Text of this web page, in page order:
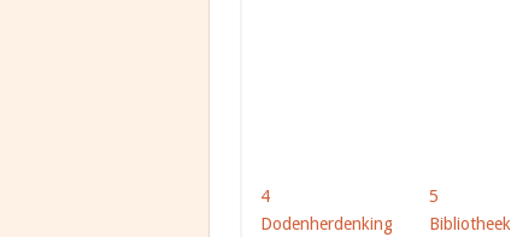
4
Dodenherdenking
5
Bibliotheek